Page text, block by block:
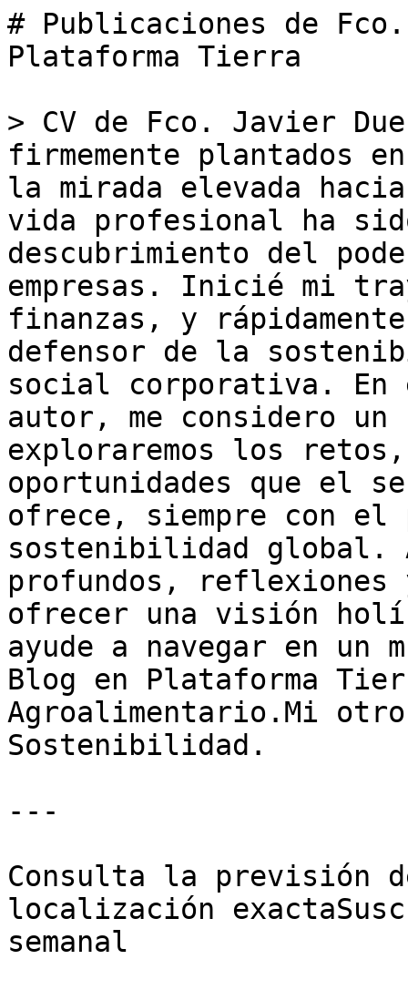
# Publicaciones de
Plataforma Tierra
> CV de Fco. Javier
firmemente plantados
la mirada elevada
vida profesional ha
descubrimiento del
empresas. Inicié mi
finanzas, y
defensor de la
social corporativa. En
autor, me considero un
exploraremos los
oportunidades que el
ofrece, siempre con el
sostenibilidad global.
profundos,
ofrecer una visión
ayude a navegar en un
Blog en Plataforma
Agroalimentario.Mi
Sostenibilidad.
---
Consulta la previsión
localización
semanal